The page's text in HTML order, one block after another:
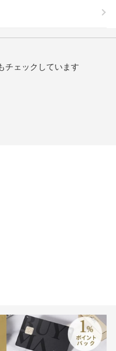
チェックしています